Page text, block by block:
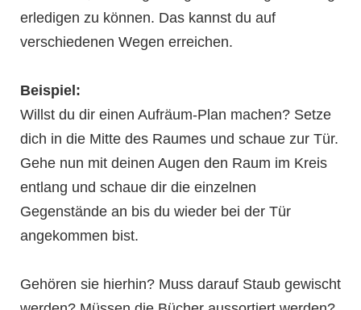
erledigen zu können. Das kannst du auf
verschiedenen Wegen erreichen.
Beispiel:
Willst du dir einen Aufräum-Plan machen? Setze
dich in die Mitte des Raumes und schaue zur Tür.
Gehe nun mit deinen Augen den Raum im Kreis
entlang und schaue dir die einzelnen
Gegenstände an bis du wieder bei der Tür
angekommen bist.
Gehören sie hierhin? Muss darauf Staub gewischt